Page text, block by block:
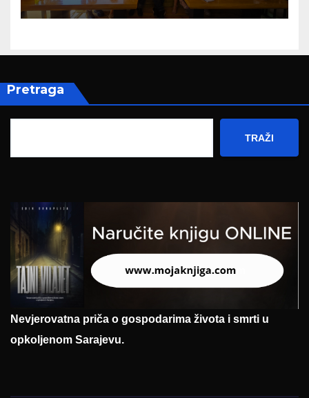
Hercegovine
Pretraga
TRAŽI
Nevjerovatna priča o gospodarima života i smrti u
opkoljenom Sarajevu.